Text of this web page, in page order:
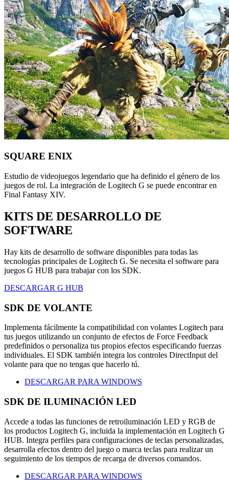
SQUARE ENIX
Estudio de videojuegos legendario que ha definido el género de los
juegos de rol. La integración de Logitech G se puede encontrar en
Final Fantasy XIV.
KITS DE DESARROLLO DE
SOFTWARE
Hay kits de desarrollo de software disponibles para todas las
tecnologías principales de Logitech G. Se necesita el software para
juegos G HUB para trabajar con los SDK.
DESCARGAR G HUB
SDK DE VOLANTE
Implementa fácilmente la compatibilidad con volantes Logitech para
tus juegos utilizando un conjunto de efectos de Force Feedback
predefinidos o personaliza tus propios efectos especificando fuerzas
individuales. El SDK también integra los controles DirectInput del
volante para que no tengas que hacerlo tú.
DESCARGAR PARA WINDOWS
SDK DE ILUMINACIÓN LED
Accede a todas las funciones de retroiluminación LED y RGB de
los productos Logitech G, incluida la implementación en Logitech G
HUB. Integra perfiles para configuraciones de teclas personalizadas,
desarrolla efectos dentro del juego o marca teclas para realizar un
seguimiento de los tiempos de recarga de diversos comandos.
DESCARGAR PARA WINDOWS